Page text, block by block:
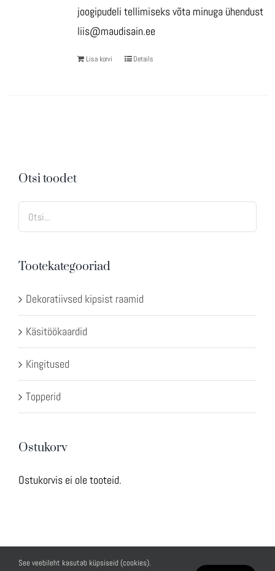
joogipudeli tellimiseks võta minuga ühendust
liis@maudisain.ee
Lisa korvi Details
Otsi toodet
Tootekategooriad
Dekoratiivsed kipsist raamid
Käsitöökaardid
Kingitused
Topperid
Ostukorv
Ostukorvis ei ole tooteid.
See veebileht kasutab küpsiseid (cookies).